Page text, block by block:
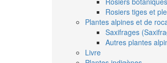
Rosiers tiges et
Plantes alpines et de
Saxifrages
Autres plantes
Livre